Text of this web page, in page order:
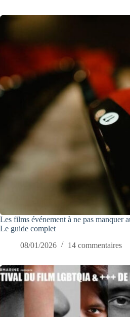
Les films événement à ne pas manquer
Le guide complet
08/01/2026
14 commentaires